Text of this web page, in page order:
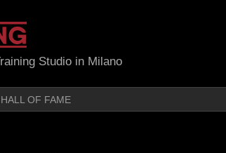
Studio in Milano
HALL OF FAME